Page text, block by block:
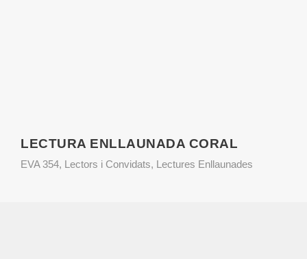
LECTURA ENLLAUNADA CORAL
EVA 354, Lectors i Convidats, Lectures Enllaunades